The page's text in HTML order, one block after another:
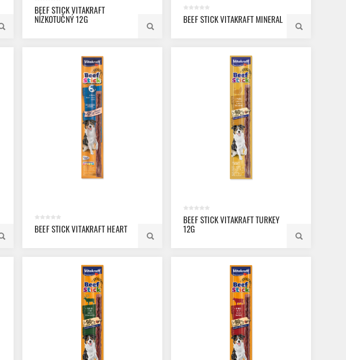
BEEF STICK VITAKRAFT
NÍZKOTUČNÝ 12G BEEF STICK VITAKRAFT MINERAL
BEEF STICK VITAKRAFT HEART
BEEF STICK VITAKRAFT TURKEY
12G